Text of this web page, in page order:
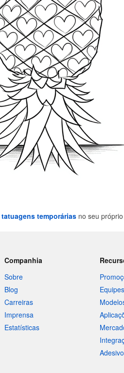
tatuagens temporárias no seu
Companhia
Sobre
Blog
Carreiras
Imprensa
Estatísticas
Equipes